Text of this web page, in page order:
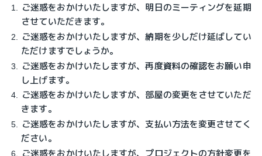
ご迷惑をおかけいたしますが、明日のミーティングを延期
させていただきます。
ご迷惑をおかけいたしますが、納期を少しだけ延ばしてい
ただけますでしょうか。
ご迷惑をおかけいたしますが、再度資料の確認をお願い申
し上げます。
ご迷惑をおかけいたしますが、部屋の変更をさせていただ
きます。
ご迷惑をおかけいたしますが、支払い方法を変更させてく
ださい。
ご迷惑をおかけいたしますが、プロジェクトの方針変更を